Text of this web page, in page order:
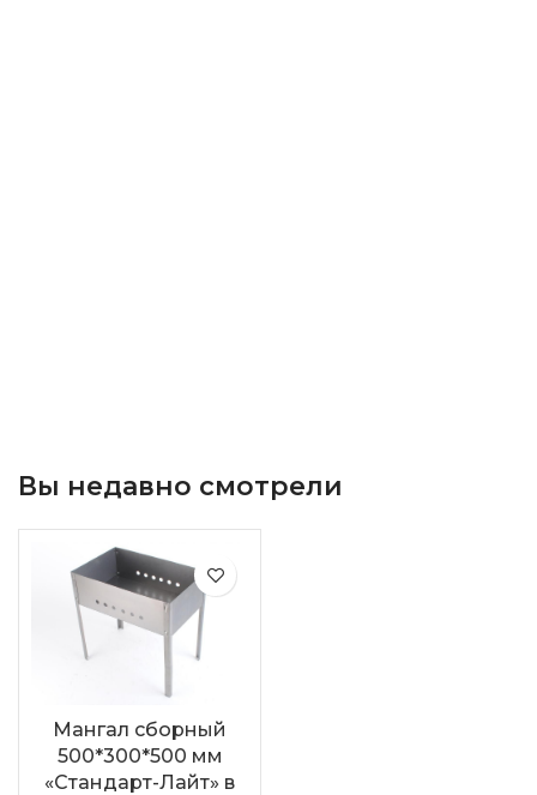
Вы недавно смотрели
Мангал сборный
500*300*500 мм
«Стандарт-Лайт» в